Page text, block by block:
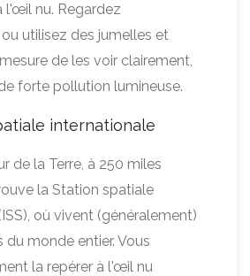
l'œil nu. Regardez
utilisez des jumelles et
de les voir clairement,
forte pollution lumineuse.
internationale
de la Terre, à 250 miles
la Station spatiale
où vivent (généralement)
du monde entier. Vous
la repérer à l'œil nu